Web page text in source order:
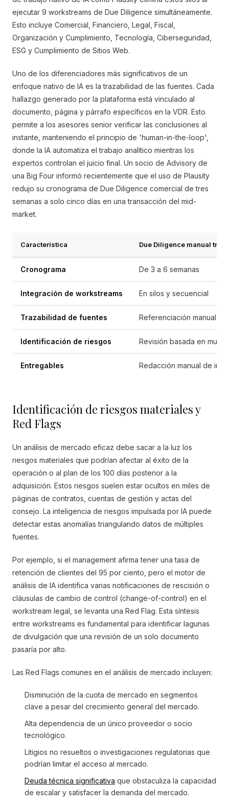
ejecutar 9 workstreams de Due Diligence simultáneamente.
Esto incluye Comercial, Financiero, Legal, Fiscal,
Organización y Cumplimiento, Tecnología, Ciberseguridad,
ESG y Cumplimiento de Sitios Web.
Uno de los diferenciadores más significativos de un
enfoque nativo de IA es la trazabilidad de las fuentes. Cada
hallazgo generado por la plataforma está vinculado al
documento, página y párrafo específicos en la VDR. Esto
permite a los asesores senior verificar las conclusiones al
instante, manteniendo el principio de 'human-in-the-loop',
donde la IA automatiza el trabajo analítico mientras los
expertos controlan el juicio final. Un socio de Advisory de
una Big Four informó recientemente que el uso de Plausity
redujo su cronograma de Due Diligence comercial de tres
semanas a solo cinco días en una transacción del mid-
market.
Característica Due Diligence manual
Cronograma De 3 a 6 semanas
Integración de workstreams En silos y secuencial
Trazabilidad de fuentes Referenciación manual
Identificación de riesgos Revisión basada en
Entregables Redacción manual de
Identificación de riesgos materiales y
Red Flags
Un análisis de mercado eficaz debe sacar a la luz los
riesgos materiales que podrían afectar al éxito de la
operación o al plan de los 100 días posterior a la
adquisición. Estos riesgos suelen estar ocultos en miles de
páginas de contratos, cuentas de gestión y actas del
consejo. La inteligencia de riesgos impulsada por IA puede
detectar estas anomalías triangulando datos de múltiples
fuentes.
Por ejemplo, si el management afirma tener una tasa de
retención de clientes del 95 por ciento, pero el motor de
análisis de IA identifica varias notificaciones de rescisión o
cláusulas de cambio de control (change-of-control) en el
workstream legal, se levanta una Red Flag. Esta síntesis
entre workstreams es fundamental para identificar lagunas
de divulgación que una revisión de un solo documento
pasaría por alto.
Las Red Flags comunes en el análisis de mercado incluyen:
Disminución de la cuota de mercado en segmentos
clave a pesar del crecimiento general del mercado.
Alta dependencia de un único proveedor o socio
tecnológico.
Litigios no resueltos o investigaciones regulatorias que
podrían limitar el acceso al mercado.
Deuda técnica significativa que obstaculiza la capacidad
de escalar y satisfacer la demanda del mercado.